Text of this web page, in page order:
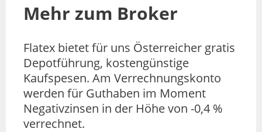
Mehr zum Broker
Flatex bietet für uns Österreicher gratis
Depotführung, kostengünstige
Kaufspesen. Am Verrechnungskonto
werden für Guthaben im Moment
Negativzinsen in der Höhe von -0,4 %
verrechnet.